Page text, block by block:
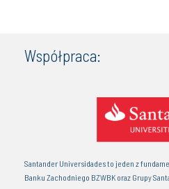
Współpraca:
Santander Universidades to jeden z
Banku Zachodniego BZWBK oraz Grupy